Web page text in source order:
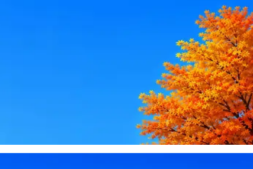
прислать код или пароль, запустить ПО или перевести